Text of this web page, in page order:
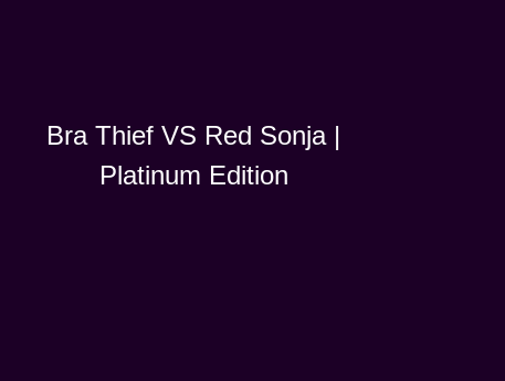
Bra Thief VS Red Sonja |
Platinum Edition